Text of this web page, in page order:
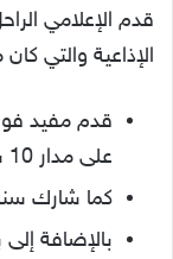
قدم الإعلامي
الإذاعية والتي
قدم مفيد
على مدار 10 سنوات.
كما شارك
بالإضافة